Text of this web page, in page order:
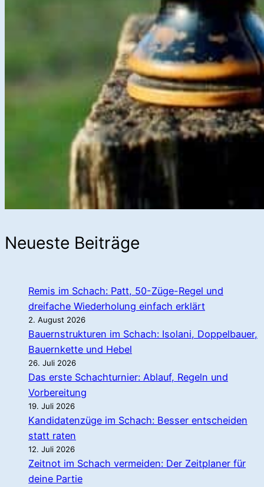
Neueste Beiträge
Remis im Schach: Patt, 50-Züge-Regel und
dreifache Wiederholung einfach erklärt
2. August 2026
Bauernstrukturen im Schach: Isolani, Doppelbauer,
Bauernkette und Hebel
26. Juli 2026
Das erste Schachturnier: Ablauf, Regeln und
Vorbereitung
19. Juli 2026
Kandidatenzüge im Schach: Besser entscheiden
statt raten
12. Juli 2026
Zeitnot im Schach vermeiden: Der Zeitplaner für
deine Partie